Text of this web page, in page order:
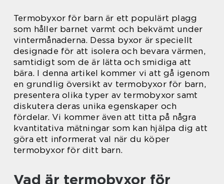
Termobyxor för barn är ett populärt plagg
som håller barnet varmt och bekvämt under
vintermånaderna. Dessa byxor är speciellt
designade för att isolera och bevara värmen,
samtidigt som de är lätta och smidiga att
bära. I denna artikel kommer vi att gå igenom
en grundlig översikt av termobyxor för barn,
presentera olika typer av termobyxor samt
diskutera deras unika egenskaper och
fördelar. Vi kommer även att titta på några
kvantitativa mätningar som kan hjälpa dig att
göra ett informerat val när du köper
termobyxor för ditt barn.
Vad är termobyxor för